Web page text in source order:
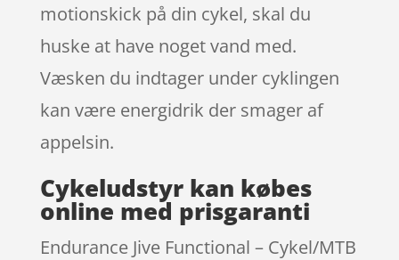
motionskick på din cykel, skal du
huske at have noget vand med.
Væsken du indtager under cyklingen
kan være energidrik der smager af
appelsin.
Cykeludstyr kan købes
online med prisgaranti
Endurance Jive Functional – Cykel/MTB